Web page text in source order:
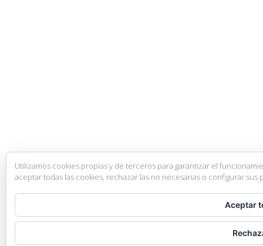
Utilizamos cookies propias y de terceros para garantizar el
aceptar todas las cookies, rechazar las no necesarias o configurar
Aceptar